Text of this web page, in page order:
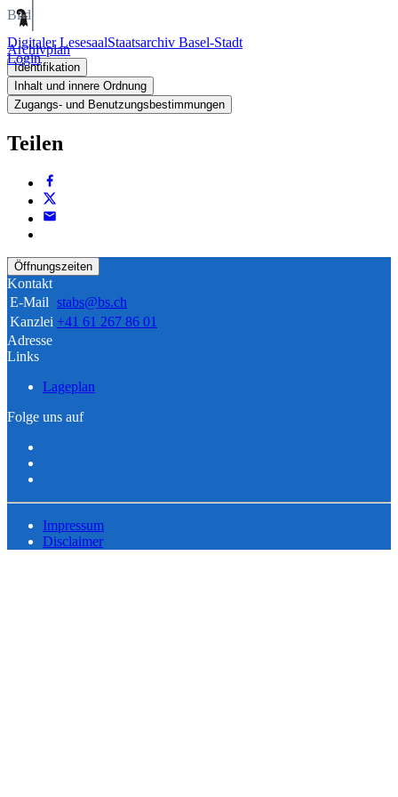
Digitaler LesesaalStaatsarchiv Basel-Stadt
Login
Bild
Archivplan
Identifikation
Inhalt und innere Ordnung
Zugangs- und Benutzungsbestimmungen
Teilen
Öffnungszeiten
Kontakt
E-Mail stabs@bs.ch
Kanzlei +41 61 267 86 01
Adresse
Links
Lageplan
Folge uns auf
Impressum
Disclaimer